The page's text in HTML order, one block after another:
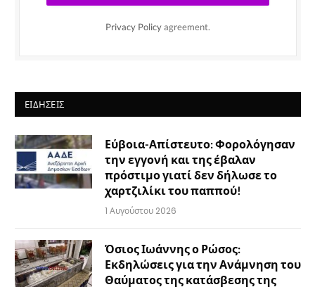
Privacy Policy agreement.
ΕΙΔΉΣΕΙΣ
Εύβοια-Απίστευτο: Φορολόγησαν
την εγγονή και της έβαλαν
πρόστιμο γιατί δεν δήλωσε το
χαρτζιλίκι του παππού!
1 Αυγούστου 2026
Όσιος Ιωάννης ο Ρώσος:
Εκδηλώσεις για την Ανάμνηση του
Θαύματος της κατάσβεσης της